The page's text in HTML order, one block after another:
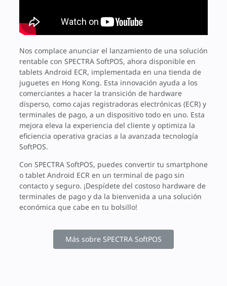
Nos complace anunciar el lanzamiento de una solución
rentable con SPECTRA SoftPOS, ahora disponible en
tablets Android ECR, implementada en una tienda de
juguetes en Hong Kong. Esta innovación ayuda a los
comerciantes a hacer la transición de hardware
disperso, como cajas registradoras electrónicas (ECR) y
terminales de pago, a un dispositivo todo en uno. Esta
mejora eleva la experiencia del cliente y optimiza la
eficiencia operativa gracias a la avanzada tecnología
SoftPOS.
Con SPECTRA SoftPOS, puedes convertir tu smartphone
o tablet Android ECR en un terminal de pago sin
contacto y seguro. ¡Despídete del costoso hardware de
terminales de pago y da la bienvenida a una solución
económica que cabe en tu bolsillo!
Más sobre SPECTRA SoftPOS